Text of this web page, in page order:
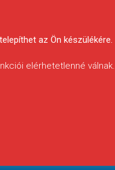
az Ön készülékére.
elérhetetlenné válnak.